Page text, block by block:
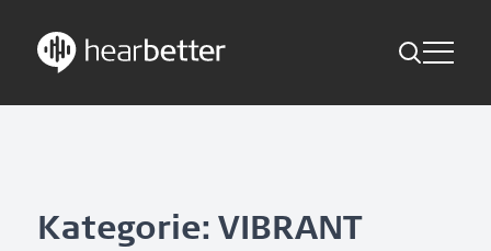
Toggle
News
Kategorie: VIBRANT